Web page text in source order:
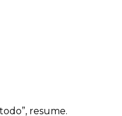
resume.